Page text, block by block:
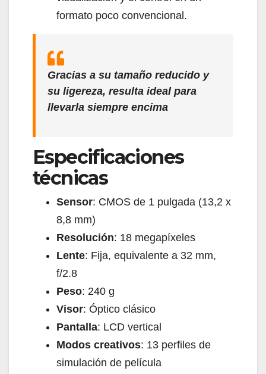
formato poco convencional.
Gracias a su tamaño reducido y
su ligereza, resulta ideal para
llevarla siempre encima
Especificaciones
técnicas
Sensor: CMOS de 1 pulgada (13,2 x
8,8 mm)
Resolución: 18 megapíxeles
Lente: Fija, equivalente a 32 mm,
f/2.8
Peso: 240 g
Visor: Óptico clásico
Pantalla: LCD vertical
Modos creativos: 13 perfiles de
simulación de película